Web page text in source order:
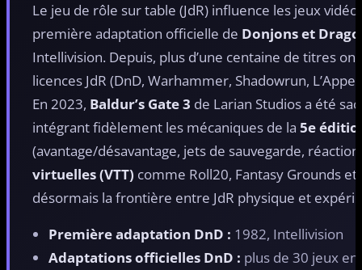
Le jeu de rôle sur table (JdR) influence les jeux
première adaptation officielle de Donjons et
Intellivision. Depuis, plus d’une centaine de titres
licences JdR (DnD, Warhammer, Shadowrun,
En 2023, Baldur’s Gate 3 de Larian Studios a été
intégrant fidèlement les mécaniques de la 5e
(avantage/désavantage, jets de sauvegarde,
virtuelles (VTT) comme Roll20, Fantasy Grounds
désormais la frontière entre JdR physique et
Première adaptation DnD : 1982, Intellivision
Adaptations officielles DnD : plus de 30 jeux